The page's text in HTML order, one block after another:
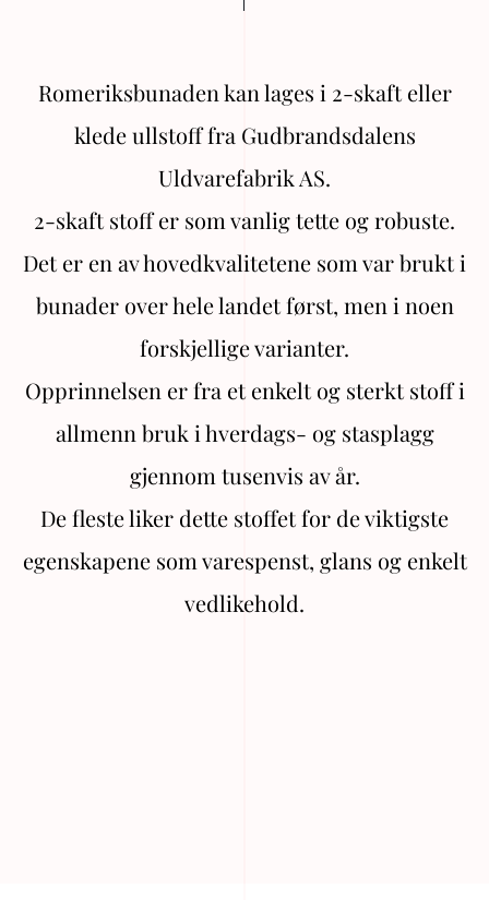
Romeriksbunaden kan lages i 2-skaft eller
klede ullstoff fra Gudbrandsdalens
Uldvarefabrik AS.
2-skaft stoff er som vanlig tette og robuste.
Det er en av hovedkvalitetene som var brukt i
bunader over hele landet først, men i noen
forskjellige varianter.
Opprinnelsen er fra et enkelt og sterkt stoff i
allmenn bruk i hverdags- og stasplagg
gjennom tusenvis av år.
De fleste liker dette stoffet for de viktigste
egenskapene som varespenst, glans og enkelt
vedlikehold.